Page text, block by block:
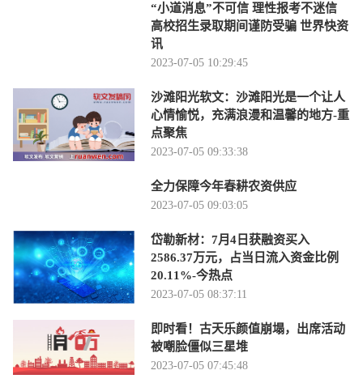
“小道消息”不可信 理性报考不迷信
高校招生录取期间谨防受骗 世界快资
讯
2023-07-05 10:29:45
沙滩阳光软文：沙滩阳光是一个让人
心情愉悦，充满浪漫和温馨的地方-重
点聚焦
2023-07-05 09:33:38
全力保障今年春耕农资供应
2023-07-05 09:03:05
岱勒新材：7月4日获融资买入
2586.37万元，占当日流入资金比例
20.11%-今热点
2023-07-05 08:37:11
即时看！古天乐颜值崩塌，出席活动
被嘲脸僵似三星堆
2023-07-05 07:45:48